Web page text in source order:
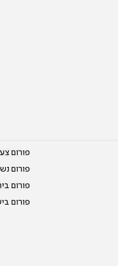
פורום
פורום
פורום
פורום